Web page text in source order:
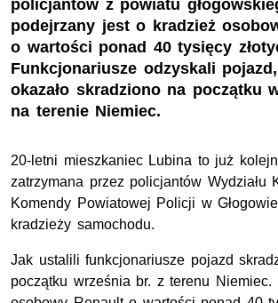
policjantów z powiatu
podejrzany jest o kradzież
o wartości ponad 40 tysięcy
Funkcjonariusze odzyskali
okazało skradziono na początku
na terenie Niemiec.
20-letni mieszkaniec Lubina to już
zatrzymana przez policjantów Wydziału
Komendy Powiatowej Policji w
kradzieży samochodu.
Jak ustalili funkcjonariusze pojazd
początku września br. z terenu Niemiec.